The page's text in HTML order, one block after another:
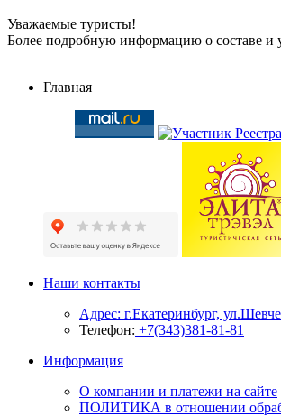
Уважаемые туристы!
Более подробную информацию о составе и
Главная
Наши контакты
Адрес: г.Екатеринбург,
Телефон: +7(343)381-81-81
Информация
О компании и платежи на сайте
ПОЛИТИКА в отношении